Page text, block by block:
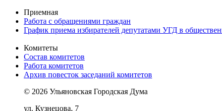
Приемная
Работа с обращениями граждан
График приема избирателей депутатами УГД в
Комитеты
Состав комитетов
Работа комитетов
Архив повесток заседаний комитетов
© 2026 Ульяновская Городская Дума
ул. Кузнецова, 7